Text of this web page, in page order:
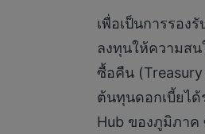
เพื่อเป็นการรอง
ลงทุนให้ความสน
ซื้อคืน (Treasury
ต้นทุนดอกเบี้ยได้
Hub ของภูมิภาค